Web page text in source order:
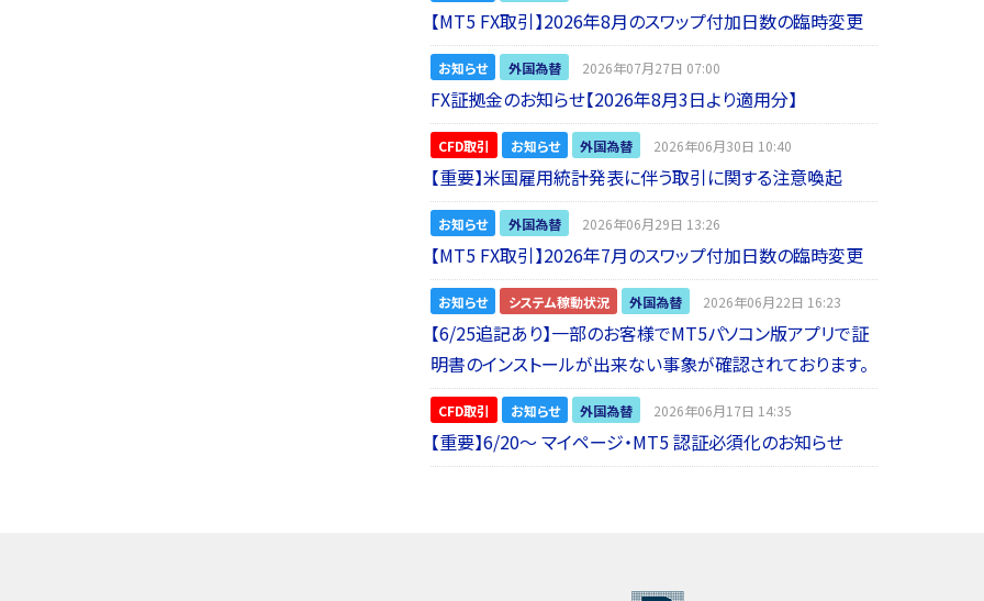
【MT5 FX取引】2026年8月のスワップ付加日数の臨時変更
お知らせ 外国為替 2026年07月27日 07:00
FX証拠金のお知らせ【2026年8月3日より適用分】
CFD取引 お知らせ 外国為替 2026年06月30日 10:40
【重要】米国雇用統計発表に伴う取引に関する注意喚起
お知らせ 外国為替 2026年06月29日 13:26
【MT5 FX取引】2026年7月のスワップ付加日数の臨時変更
お知らせ システム稼動状況 外国為替 2026年06月22日 16:23
【6/25追記あり】一部のお客様でMT5パソコン版アプリで証
明書のインストールが出来ない事象が確認されております。
CFD取引 お知らせ 外国為替 2026年06月17日 14:35
【重要】6/20～ マイページ・MT5 認証必須化のお知らせ